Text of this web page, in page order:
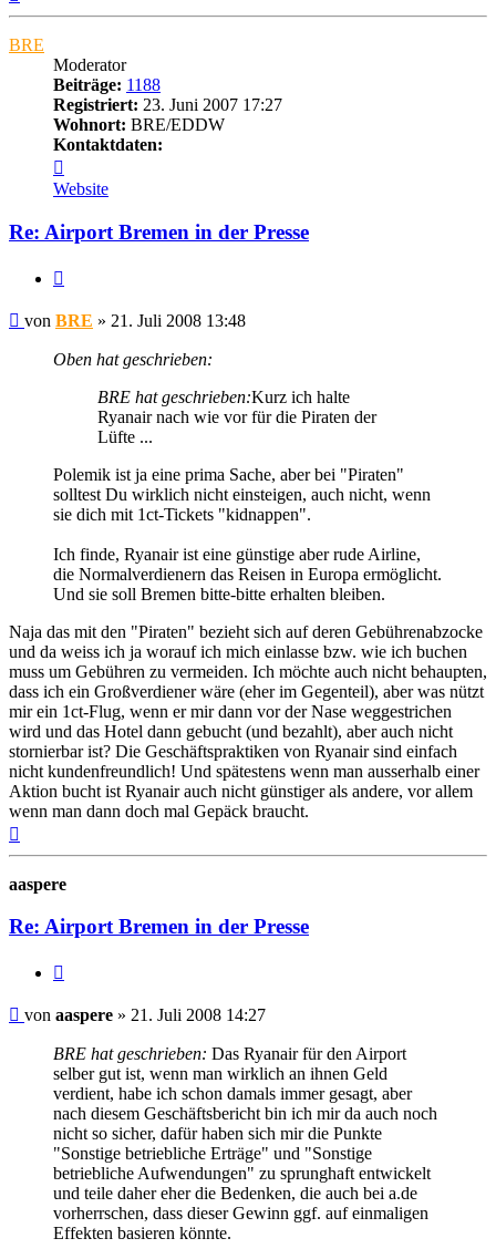
BRE
Moderator
Beiträge: 1188
Registriert: 23. Juni 2007 17:27
Wohnort: BRE/EDDW
Kontaktdaten:
von
BRE
Website
Re: Airport Bremen in der Presse
Ungelesener
von BRE » 21. Juli 2008 13:48
Oben hat geschrieben:
BRE hat geschrieben:Kurz ich halte
Ryanair nach wie vor für die Piraten der
Lüfte ...
Polemik ist ja eine prima Sache, aber bei "Piraten"
solltest Du wirklich nicht einsteigen, auch nicht, wenn
sie dich mit 1ct-Tickets "kidnappen".
Ich finde, Ryanair ist eine günstige aber rude Airline,
die Normalverdienern das Reisen in Europa ermöglicht.
Und sie soll Bremen bitte-bitte erhalten bleiben.
Naja das mit den "Piraten" bezieht sich auf deren Gebührenabzocke
und da weiss ich ja worauf ich mich einlasse bzw. wie ich buchen
muss um Gebühren zu vermeiden. Ich möchte auch nicht behaupten,
dass ich ein Großverdiener wäre (eher im Gegenteil), aber was nützt
mir ein 1ct-Flug, wenn er mir dann vor der Nase weggestrichen
wird und das Hotel dann gebucht (und bezahlt), aber auch nicht
stornierbar ist? Die Geschäftspraktiken von Ryanair sind einfach
nicht kundenfreundlich! Und spätestens wenn man ausserhalb einer
Aktion bucht ist Ryanair auch nicht günstiger als andere, vor allem
wenn man dann doch mal Gepäck braucht.
aaspere
Re: Airport Bremen in der Presse
Ungelesener
von aaspere » 21. Juli 2008 14:27
BRE hat geschrieben: Das Ryanair für den Airport
selber gut ist, wenn man wirklich an ihnen Geld
verdient, habe ich schon damals immer gesagt, aber
nach diesem Geschäftsbericht bin ich mir da auch noch
nicht so sicher, dafür haben sich mir die Punkte
"Sonstige betriebliche Erträge" und "Sonstige
betriebliche Aufwendungen" zu sprunghaft entwickelt
und teile daher eher die Bedenken, die auch bei a.de
vorherrschen, dass dieser Gewinn ggf. auf einmaligen
Effekten basieren könnte.